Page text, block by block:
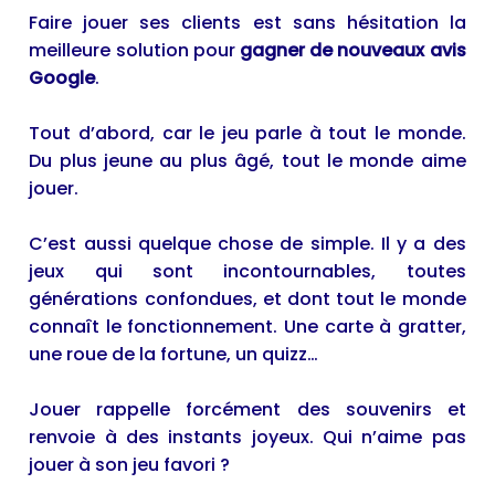
Faire jouer ses clients est sans hésitation la
meilleure solution pour gagner de nouveaux avis
Google.
Tout d’abord, car le jeu parle à tout le monde.
Du plus jeune au plus âgé, tout le monde aime
jouer.
C’est aussi quelque chose de simple. Il y a des
jeux qui sont incontournables, toutes
générations confondues, et dont tout le monde
connaît le fonctionnement. Une carte à gratter,
une roue de la fortune, un quizz…
Jouer rappelle forcément des souvenirs et
renvoie à des instants joyeux. Qui n’aime pas
jouer à son jeu favori ?